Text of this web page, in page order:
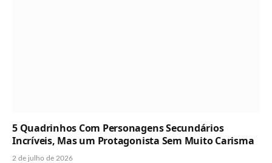
5 Quadrinhos Com Personagens Secundários
Incríveis, Mas um Protagonista Sem Muito Carisma
2 de julho de 2026